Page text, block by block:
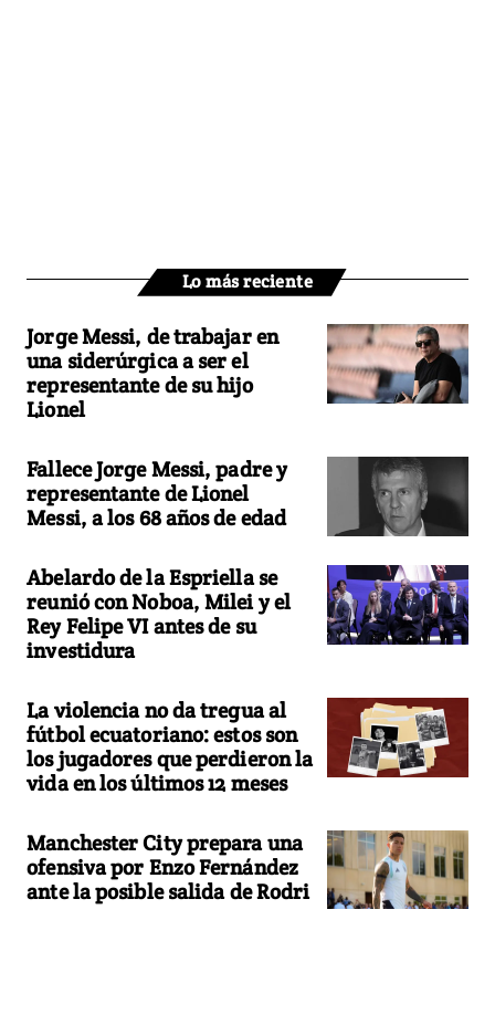
Lo más reciente
Jorge Messi, de trabajar en
una siderúrgica a ser el
representante de su hijo
Lionel
Fallece Jorge Messi, padre y
representante de Lionel
Messi, a los 68 años de edad
Abelardo de la Espriella se
reunió con Noboa, Milei y el
Rey Felipe VI antes de su
investidura
La violencia no da tregua al
fútbol ecuatoriano: estos son
los jugadores que perdieron la
vida en los últimos 12 meses
Manchester City prepara una
ofensiva por Enzo Fernández
ante la posible salida de Rodri